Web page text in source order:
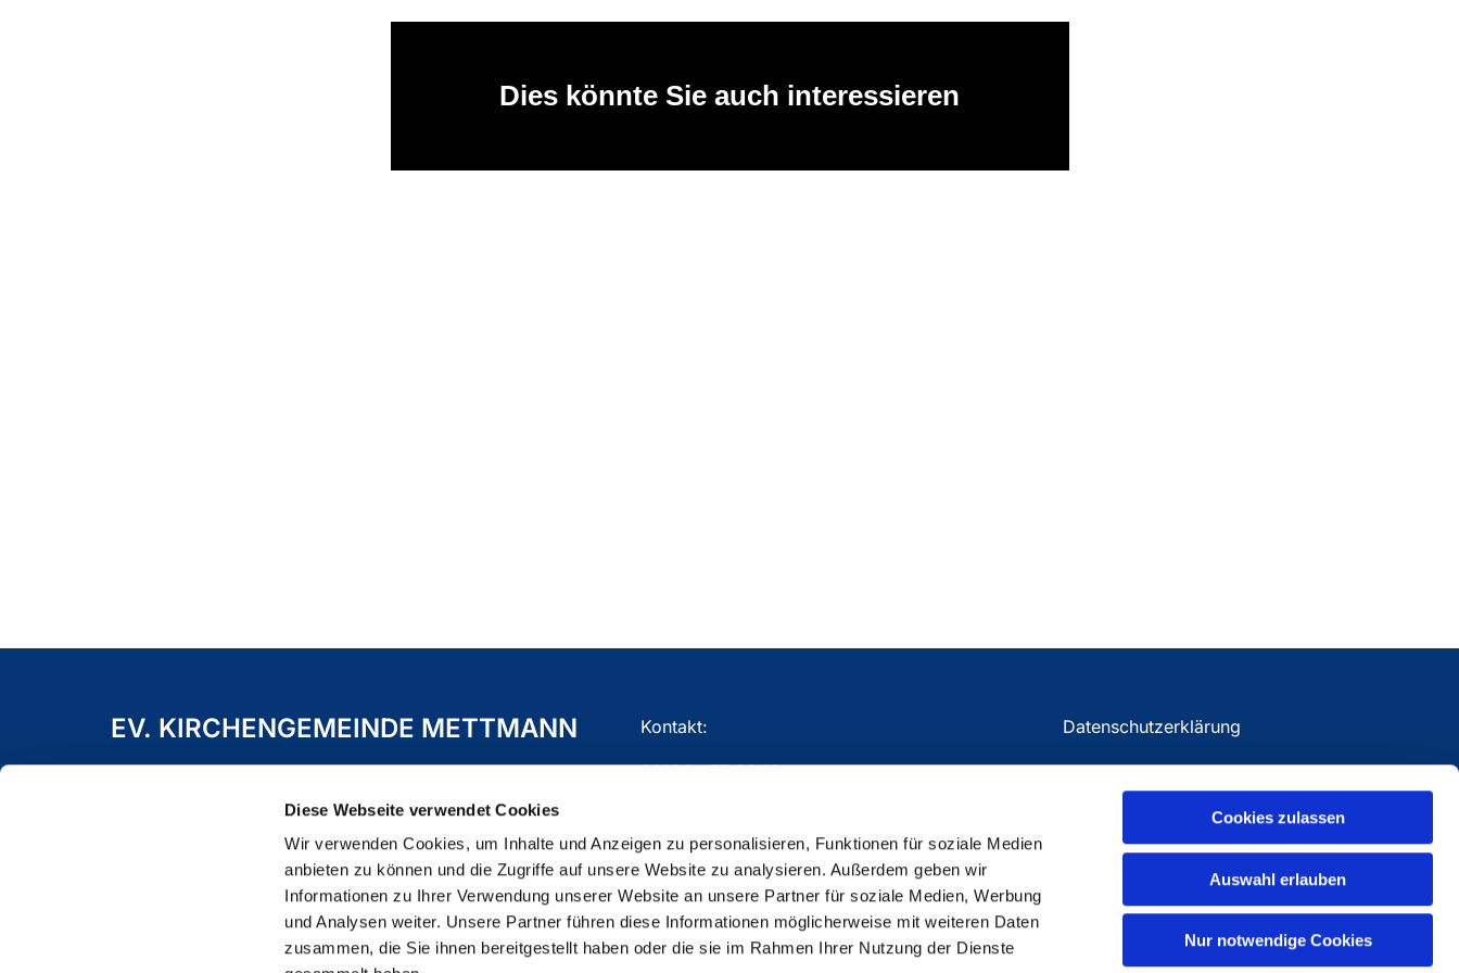
Diese Webseite verwendet Cookies
Wir verwenden Cookies, um Inhalte und Anzeigen zu personalisieren, Funktionen für soziale Medien
anbieten zu können und die Zugriffe auf unsere Website zu analysieren. Außerdem geben wir
Informationen zu Ihrer Verwendung unserer Website an unsere Partner für soziale Medien, Werbung
und Analysen weiter. Unsere Partner führen diese Informationen möglicherweise mit weiteren Daten
zusammen, die Sie ihnen bereitgestellt haben oder die sie im Rahmen Ihrer Nutzung der Dienste
Cookies zulassen
Auswahl erlauben
Nur notwendige Cookies
Dies könnte Sie auch interessieren
EV. KIRCHENGEMEINDE METTMANN Kontakt:
02104 - 77 03 10
Datenschutzerklärung
Impressum
ChurchDesk-Login